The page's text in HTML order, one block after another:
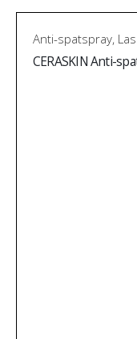
Anti-spatspray,
CERASKIN Anti-